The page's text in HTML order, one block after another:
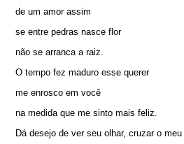
de um amor assim
se entre pedras nasce flor
não se arranca a raiz.
O tempo fez maduro esse querer
me enrosco em você
na medida que me sinto mais feliz.
Dá desejo de ver seu olhar, cruzar o meu